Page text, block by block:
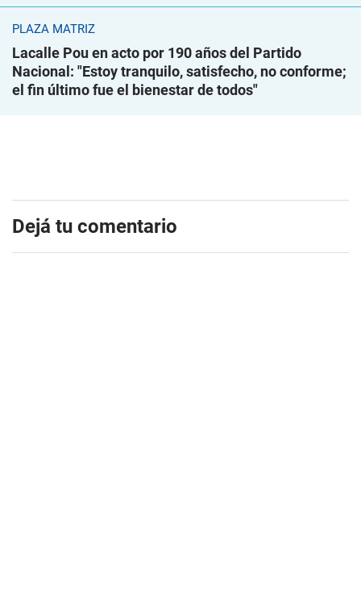
PLAZA MATRIZ
Lacalle Pou en acto por 190 años del Partido
Nacional: "Estoy tranquilo, satisfecho, no conforme;
el fin último fue el bienestar de todos"
Dejá tu comentario